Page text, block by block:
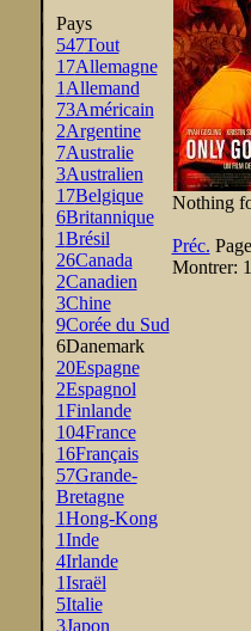
Pays
547Tout
17Allemagne
1Allemand
73Américain
2Argentine
7Australie
3Australien
17Belgique
6Britannique
1Brésil
26Canada
2Canadien
3Chine
9Corée du Sud
6Danemark
20Espagne
2Espagnol
1Finlande
104France
16Français
57Grande-
Bretagne
1Hong-Kong
1Inde
4Irlande
1Israël
5Italie
3Japon
Nothing
Préc.
Montrer: